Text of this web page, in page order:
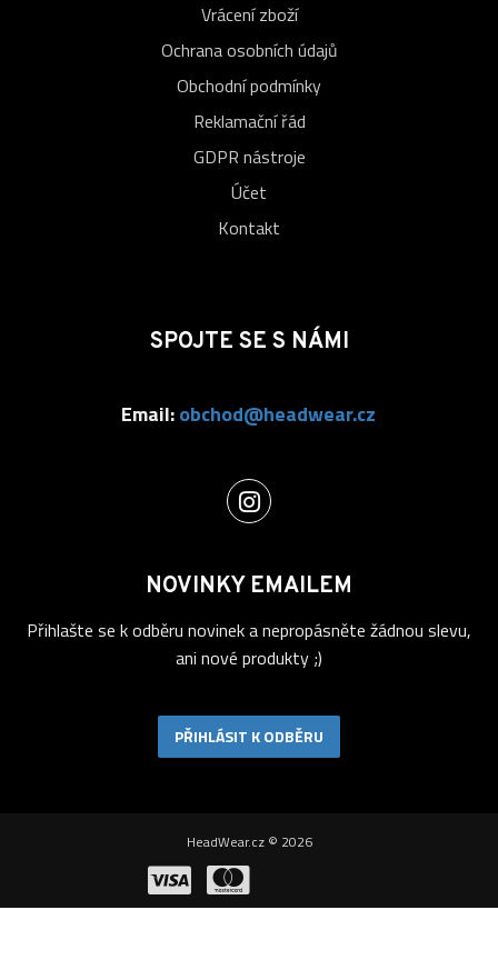
Vrácení zboží
Ochrana osobních údajů
Obchodní podmínky
Reklamační řád
GDPR nástroje
Účet
Kontakt
SPOJTE SE S NÁMI
Email:obchod@headwear.cz
NOVINKY EMAILEM
Přihlašte se k odběru novinek a nepropásněte žádnou slevu,
ani nové produkty ;)
PŘIHLÁSIT K ODBĚRU
HeadWear.cz © 2026